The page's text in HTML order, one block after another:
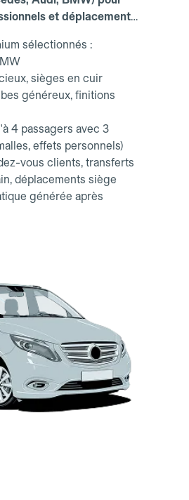
et déplacements
sélectionnés :
sièges en cuir
généreux, finitions
4 passagers avec 3
effets personnels)
vous clients, transferts
déplacements siège
générée après